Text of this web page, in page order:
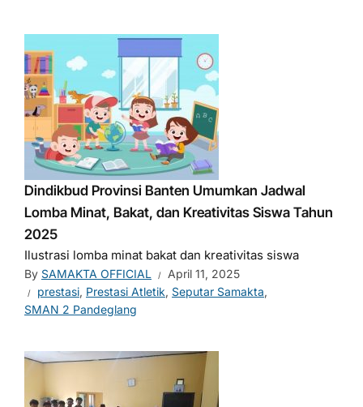
Dindikbud Provinsi Banten Umumkan Jadwal
Lomba Minat, Bakat, dan Kreativitas Siswa Tahun
2025
Ilustrasi lomba minat bakat dan kreativitas siswa
By SAMAKTA OFFICIAL
April 11, 2025
prestasi, Prestasi Atletik, Seputar Samakta,
SMAN 2 Pandeglang